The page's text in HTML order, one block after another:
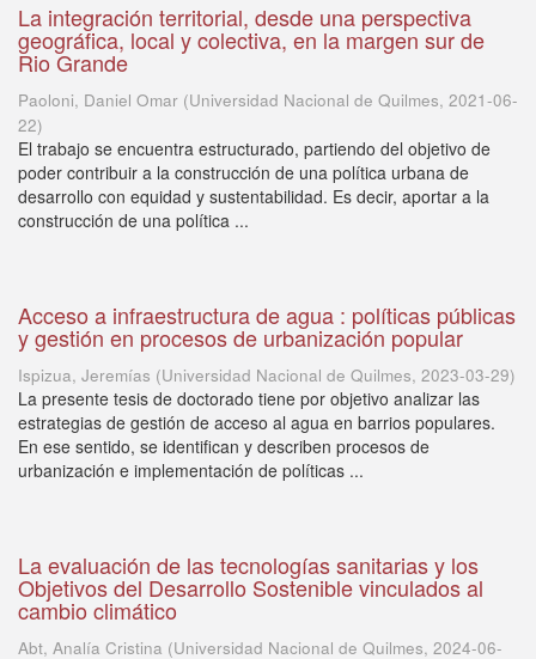
La integración territorial, desde una perspectiva
geográfica, local y colectiva, en la margen sur de
Rio Grande
Paoloni, Daniel Omar (Universidad Nacional de Quilmes, 2021-06-
22)
El trabajo se encuentra estructurado, partiendo del objetivo de
poder contribuir a la construcción de una política urbana de
desarrollo con equidad y sustentabilidad. Es decir, aportar a la
construcción de una política ...
Acceso a infraestructura de agua : políticas públicas
y gestión en procesos de urbanización popular
Ispizua, Jeremías (Universidad Nacional de Quilmes, 2023-03-29)
La presente tesis de doctorado tiene por objetivo analizar las
estrategias de gestión de acceso al agua en barrios populares.
En ese sentido, se identifican y describen procesos de
urbanización e implementación de políticas ...
La evaluación de las tecnologías sanitarias y los
Objetivos del Desarrollo Sostenible vinculados al
cambio climático
Abt, Analía Cristina (Universidad Nacional de Quilmes, 2024-06-